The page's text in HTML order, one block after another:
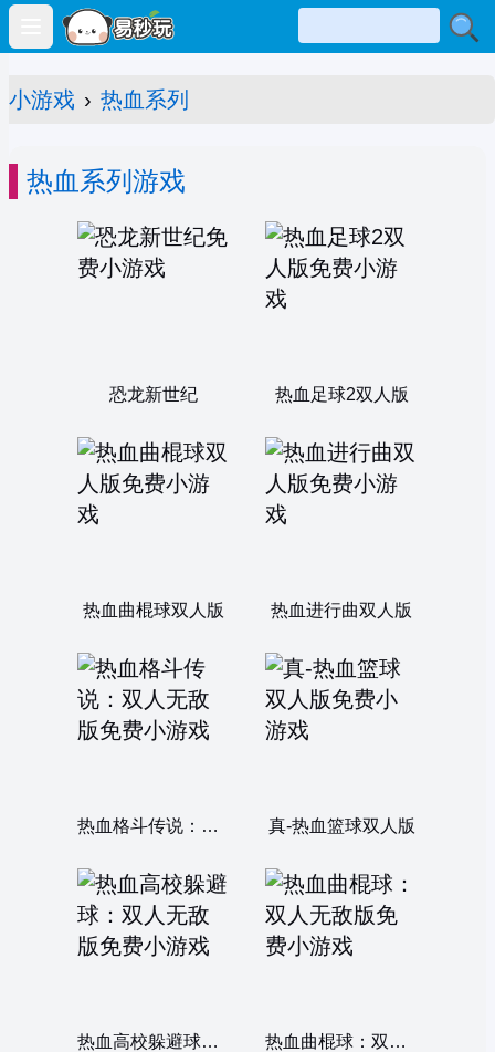
Open main menu
小游戏 › 热血系列
热血系列游戏
恐龙新世纪 热血足球2双人版
热血曲棍球双人版 热血进行曲双人版
热血格斗传说：双人无敌版 真-热血篮球双人版
热血高校躲避球：双人无敌版 热血曲棍球：双人无敌版